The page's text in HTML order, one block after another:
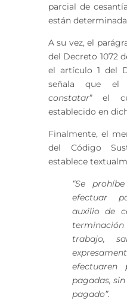
parcial de
están
A su vez, el
del Decreto 1072
el artículo 1 del
señala que el
constatar” el
establecido en
Finalmente, el
del Código
establece
“Se
efectuar
auxilio de
trabajo,
efectuaren
pagadas,
pagado”.